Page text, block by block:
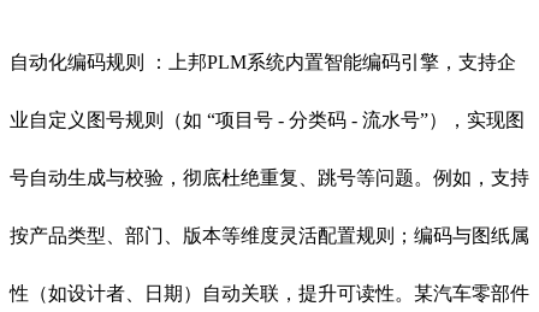
自动化编码规则 ：上邦PLM系统内置智能编码引擎，支持企
业自定义图号规则（如 “项目号 - 分类码 - 流水号”），实现图
号自动生成与校验，彻底杜绝重复、跳号等问题。例如，支持
按产品类型、部门、版本等维度灵活配置规则；编码与图纸属
性（如设计者、日期）自动关联，提升可读性。某汽车零部件